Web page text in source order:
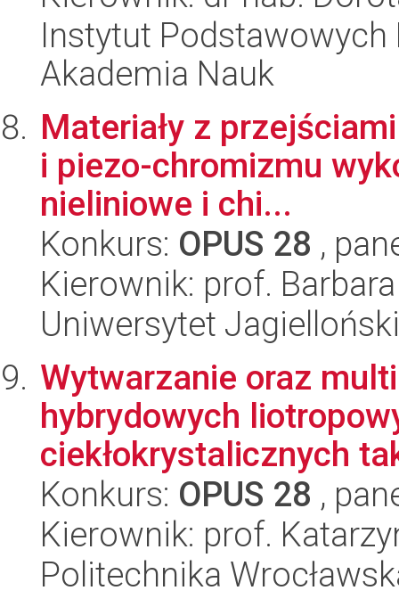
Instytut
Akademia Nauk
Materiały z
i piezo-chromizmu
nieliniowe i chi...
Konkurs: OPUS 28 ,
Kierownik: prof.
Uniwersytet Jagielloński
Wytwarzanie oraz
hybrydowych
ciekłokrystalicznych
Konkurs: OPUS 28 ,
Kierownik: prof.
Politechnika